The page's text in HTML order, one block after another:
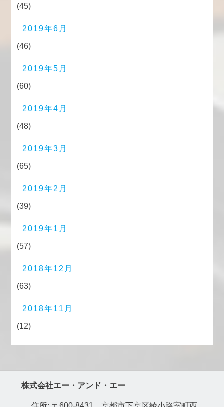
(45)
2019年6月
(46)
2019年5月
(60)
2019年4月
(48)
2019年3月
(65)
2019年2月
(39)
2019年1月
(57)
2018年12月
(63)
2018年11月
(12)
株式会社エー・アンド・エー